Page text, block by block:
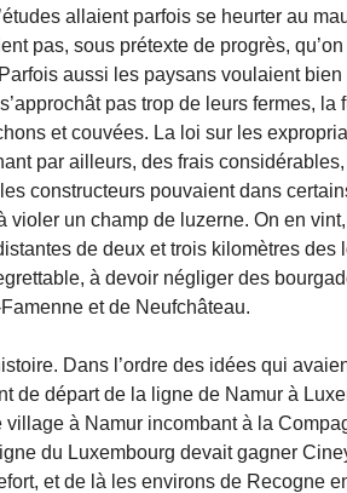
allaient parfois se heurter au
pas, sous prétexte de progrès,
aussi les paysans voulaient bien
pas trop de leurs fermes,
et couvées. La loi sur les
par ailleurs, des frais
constructeurs pouvaient dans
violer un champ de luzerne. On en
de deux et trois kilomètres des
à devoir négliger des
et de Neufchâteau.
Dans l’ordre des idées qui
de départ de la ligne de Namur à
village à Namur incombant à la
du Luxembourg devait gagner
et de là les environs de Recogne